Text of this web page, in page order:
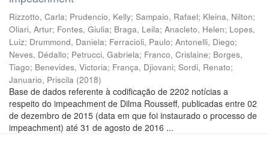
Rizzotto, Carla; Prudencio, Kelly; Sampaio, Rafael; Kleina, Nilton;
Oliari, Artur; Fontes, Giulia; Braga, Leila; Anacleto, Helen; Lopes,
Luiz; Drummond, Daniela; Ferracioli, Paulo; Antonelli, Diego;
Neves, Dédallo; Petrucci, Gabriela; Franco, Crislaine; Borges,
Tiago; Benevides, Victoria; França, Djiovani; Sordi, Renato;
Januario, Priscila (2018)
Base de dados referente à codificação de 2202 notícias a
respeito do impeachment de Dilma Rousseff, publicadas entre 02
de dezembro de 2015 (data em que foi instaurado o processo de
impeachment) até 31 de agosto de 2016 ...